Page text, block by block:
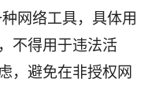
网络工具，具体用
不得用于违法活
，避免在非授权网